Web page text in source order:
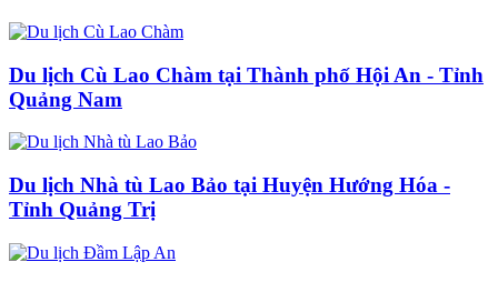
Du lịch Cù Lao Chàm tại Thành phố Hội An - Tỉnh
Quảng Nam
Du lịch Nhà tù Lao Bảo tại Huyện Hướng Hóa -
Tỉnh Quảng Trị